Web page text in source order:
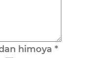
himoya *